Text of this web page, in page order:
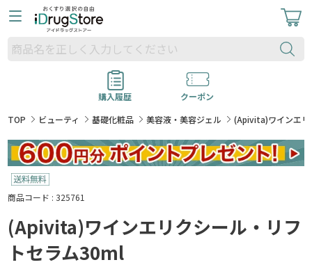
購入履歴
クーポン
TOP
ビューティ 基礎化粧品 美容液・美容ジェル (Apivita)ワインエ
商品コード : 325761
(Apivita)ワインエリクシール・リフ
トセラム30ml